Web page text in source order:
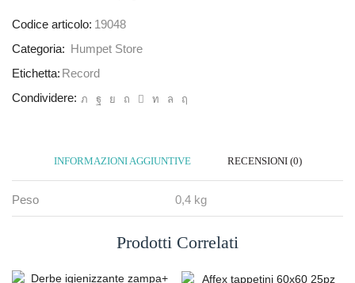
Codice articolo: 19048
Categoria:
Humpet Store
Etichetta: Record
Condividere:
INFORMAZIONI AGGIUNTIVE RECENSIONI (0)
Peso 0,4 kg
Prodotti Correlati